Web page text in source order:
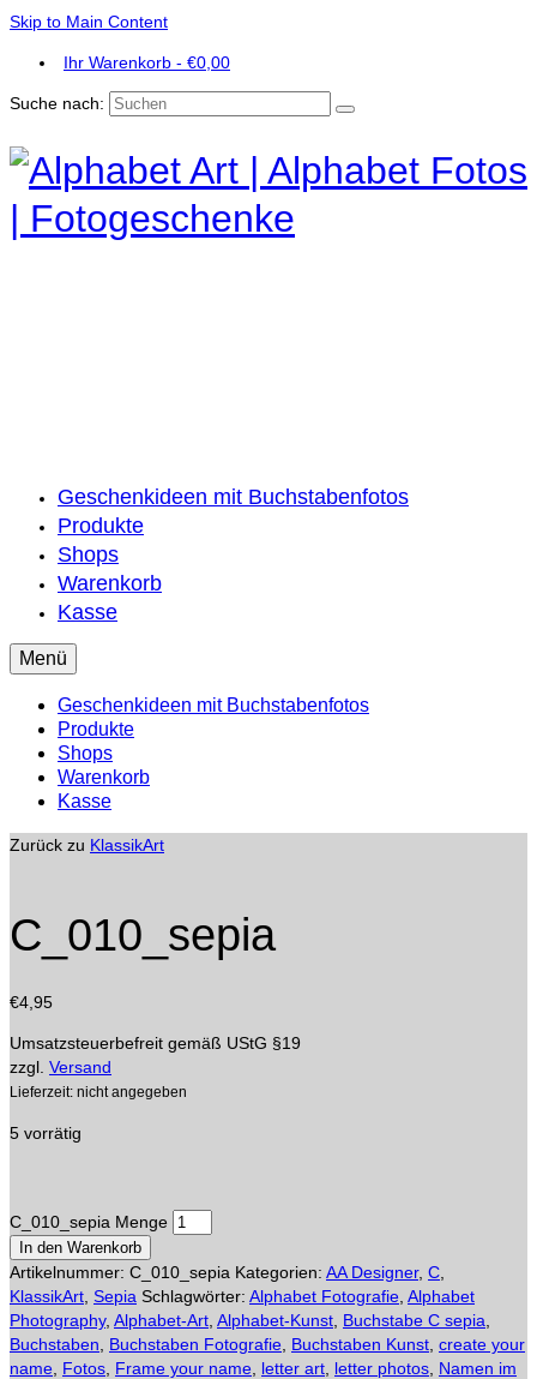
Skip to Main Content
Ihr Warenkorb - €0,00
Suche nach:
Geschenkideen mit Buchstabenfotos
Produkte
Shops
Warenkorb
Kasse
Menü
Geschenkideen mit Buchstabenfotos
Produkte
Shops
Warenkorb
Kasse
Zurück zu KlassikArt
C_010_sepia
€4,95
Umsatzsteuerbefreit gemäß UStG §19
zzgl. Versand
Lieferzeit: nicht angegeben
5 vorrätig
C_010_sepia Menge
In den Warenkorb
Artikelnummer: C_010_sepia Kategorien: AA Designer, C
KlassikArt Sepia Schlagwörter: Alphabet Fotografie Alphabet
Photography, Alphabet-Art Alphabet-Kunst Buchstabe C sepia
Buchstaben
Buchstaben Fotografie Buchstaben Kunst create your
name Fotos Frame your name letter art letter photos Namen im